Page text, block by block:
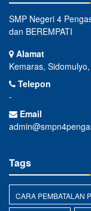
SMP Negeri 4
dan BEREMPATI
Alamat
Kemaras,
Telepon
-
Email
Tags
CARA PEMBATALAN